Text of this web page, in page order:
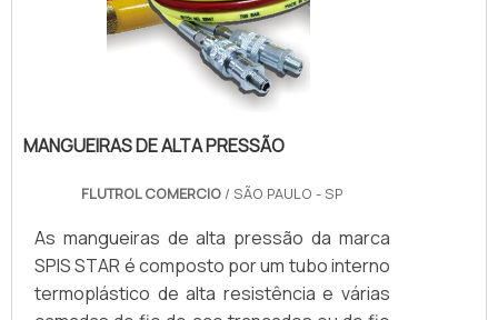
MANGUEIRAS DE ALTA PRESSÃO
FLUTROL COMERCIO / SÃO PAULO - SP
As mangueiras de alta pressão da marca
SPIS STAR é composto por um tubo interno
termoplástico de alta resistência e várias